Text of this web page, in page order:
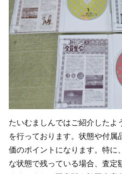
たいむましんではご紹介したよ
を行っております。状態や付属
価のポイントになります。特に
な状態で残っている場合、査定